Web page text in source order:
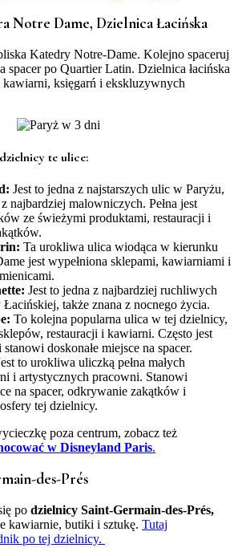
Notre Dame, Dzielnica Łacińska
Katedry Notre-Dame. Kolejno spaceruj
spacer po Quartier Latin. Dzielnica łacińska
kawiarni, księgarń i ekskluzywnych
te ulice:
Jest to jedna z najstarszych ulic w Paryżu,
najbardziej malowniczych. Pełna jest
ze świeżymi produktami, restauracji i
Ta urokliwa ulica wiodąca w kierunku
jest wypełniona sklepami, kawiarniami i
Jest to jedna z najbardziej ruchliwych
także znana z nocnego życia.
To kolejna popularna ulica w tej dzielnicy,
restauracji i kawiarni. Często jest
doskonałe miejsce na spacer.
to urokliwa uliczką pełna małych
i artystycznych pracowni. Stanowi
na spacer, odkrywanie zakątków i
tej dzielnicy.
poza centrum, zobacz też
w Disneyland Paris.
des-Prés
po dzielnicy Saint-Germain-des-Prés,
kawiarnie, butiki i sztukę. Tutaj
po tej dzielnicy.